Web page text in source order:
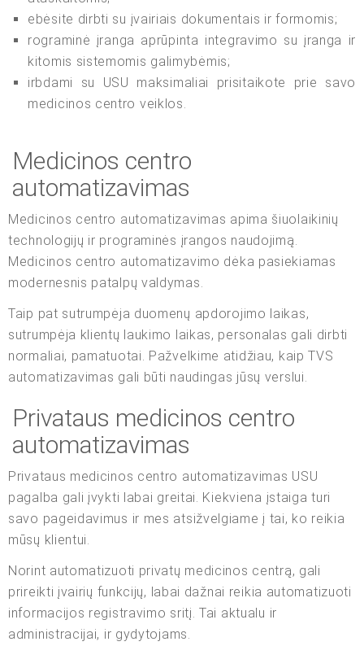
ebėsite dirbti su įvairiais dokumentais ir formomis;
rograminė įranga aprūpinta integravimo su įranga ir
kitomis sistemomis galimybėmis;
irbdami su USU maksimaliai prisitaikote prie savo
medicinos centro veiklos.
Medicinos centro
automatizavimas
Medicinos centro automatizavimas apima šiuolaikinių
technologijų ir programinės įrangos naudojimą.
Medicinos centro automatizavimo dėka pasiekiamas
modernesnis patalpų valdymas.
Taip pat sutrumpėja duomenų apdorojimo laikas,
sutrumpėja klientų laukimo laikas, personalas gali dirbti
normaliai, pamatuotai. Pažvelkime atidžiau, kaip TVS
automatizavimas gali būti naudingas jūsų verslui.
Privataus medicinos centro
automatizavimas
Privataus medicinos centro automatizavimas USU
pagalba gali įvykti labai greitai. Kiekviena įstaiga turi
savo pageidavimus ir mes atsižvelgiame į tai, ko reikia
mūsų klientui.
Norint automatizuoti privatų medicinos centrą, gali
prireikti įvairių funkcijų, labai dažnai reikia automatizuoti
informacijos registravimo sritį. Tai aktualu ir
administracijai, ir gydytojams.